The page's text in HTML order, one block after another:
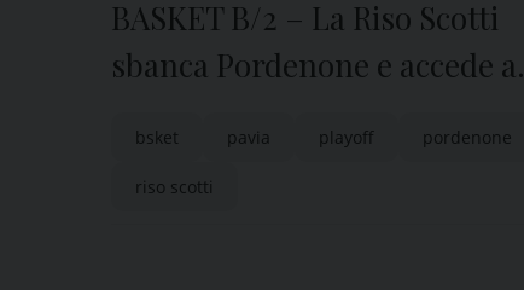
BASKET B/2 – La Riso Scotti
sbanca Pordenone e accede ai
bsket pavia playoff pordenone
riso scotti